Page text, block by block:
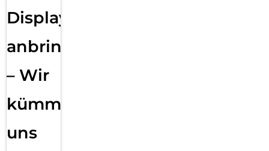
Displayfolie
anbringen
– Wir
kümmern
uns